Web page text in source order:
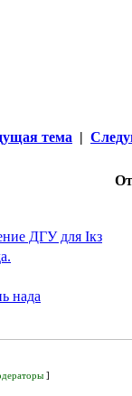
тема |
ДГУ для Iкз
нада
]